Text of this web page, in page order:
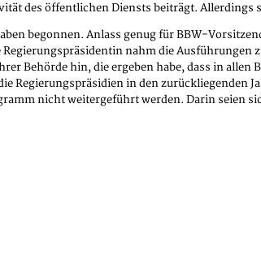
des öffentlichen Diensts beiträgt. Allerdings
begonnen. Anlass genug für BBW-
nahm die
Behörde hin, die ergeben habe, dass in
Regierungspräsidien in den zurückliegenden
nicht weitergeführt werden. Darin seien